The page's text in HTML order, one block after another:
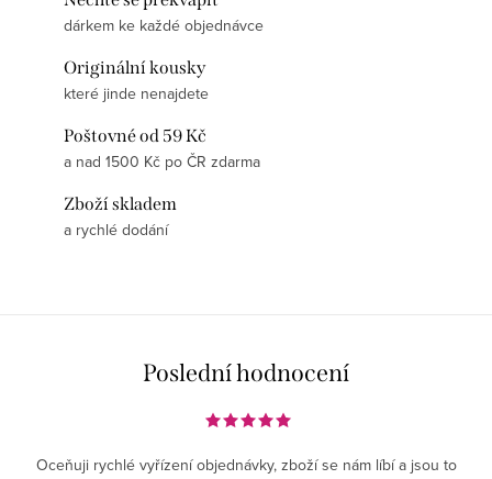
dárkem ke každé objednávce
Originální kousky
které jinde nenajdete
Poštovné od 59 Kč
a nad 1500 Kč po ČR zdarma
Zboží skladem
a rychlé dodání
Poslední hodnocení
Oceňuji rychlé vyřízení objednávky, zboží se nám líbí a jsou to